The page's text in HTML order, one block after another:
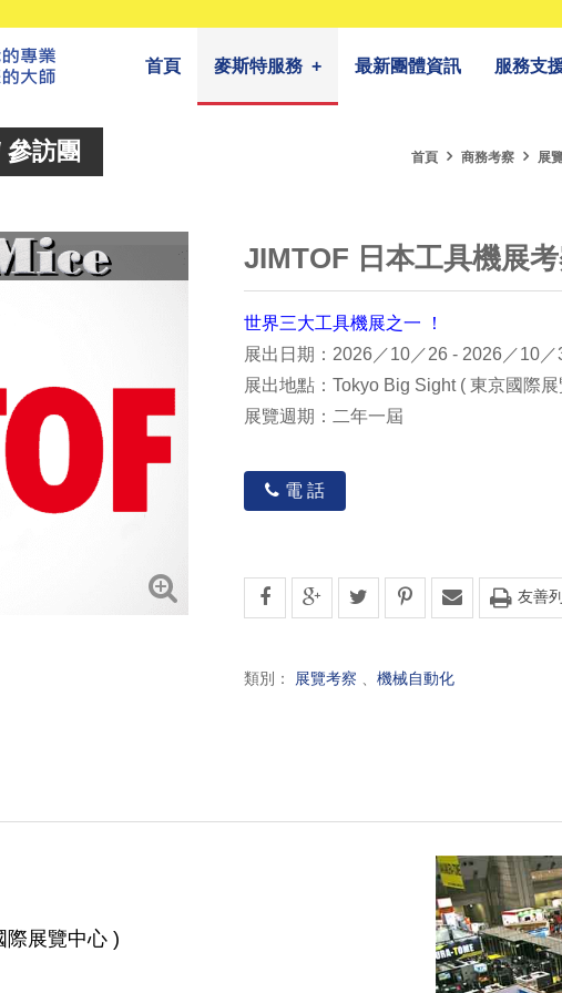
首頁 麥斯特服務 + 最新團體資訊 服務支
訪團 首頁 商務考察 展
JIMTOF 日本工具機展
世界三大工具機展之一 ！
展出日期：2026／10／26 - 2026／10／
展出地點：Tokyo Big Sight ( 東京國際
展覽週期：二年一屆
電 話
友善
類別： 展覽考察 機械自動化
際展覽中心 )